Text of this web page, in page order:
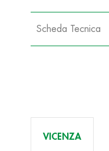
Scheda Tecnica
VICENZA